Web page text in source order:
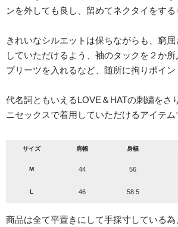
ンを外しても良し、留めてネクタイをする
きれいなシルエットは保ちながらも、窮
していただけるよう、袖のタックを２か
プリーツを入れるなど、随所に拘りポイン
代名詞ともいえるLOVE＆HATの刺繍をさ
ニセックスで着用していただけるアイテム
サイズ 肩幅 身幅
M 44 56
L 46 58.5
商品は全て平置きにして手採寸している